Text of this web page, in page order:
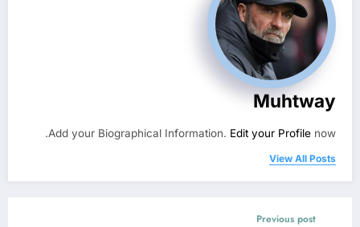
Muhtway
Add your Biographical Information. Edit your Profile now.
View All Posts
Previous post